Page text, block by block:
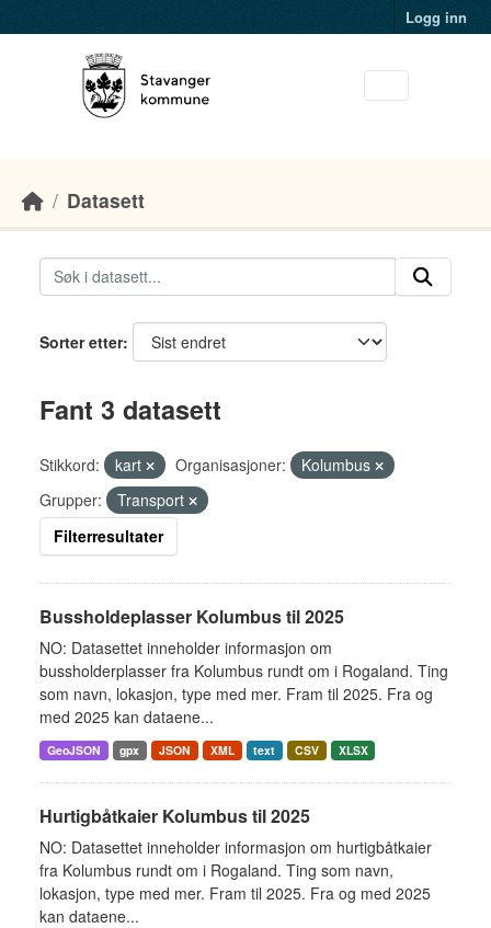
Logg inn
Datasett
Sorter etter
Fant 3 datasett
Stikkord: kart Organisasjoner:
Kolumbus
Grupper:
Transport
Filterresultater
Bussholdeplasser Kolumbus til 2025
NO: Datasettet inneholder informasjon om
bussholderplasser fra Kolumbus rundt om i Rogaland. Ting
som navn, lokasjon, type med mer. Fram til 2025. Fra og
med 2025 kan dataene...
GeoJSON gpx JSON XML text CSV XLSX
Hurtigbåtkaier Kolumbus til 2025
NO: Datasettet inneholder informasjon om hurtigbåtkaier
fra Kolumbus rundt om i Rogaland. Ting som navn,
lokasjon, type med mer. Fram til 2025. Fra og med 2025
kan dataene...